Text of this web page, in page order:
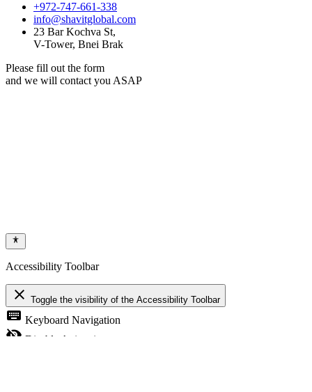
+972-747-661-338
info@shavitglobal.com
23 Bar Kochva St,
V-Tower, Bnei Brak
Please fill out the form
and we will contact you ASAP
Accessibility Toolbar
close Toggle the visibility of the Accessibility Toolbar
keyboard Keyboard Navigation
visibility_off Disable Animations